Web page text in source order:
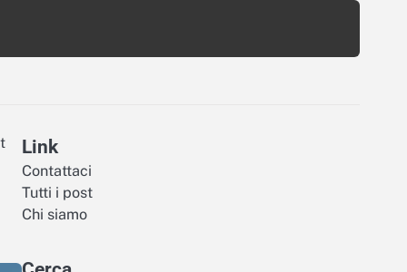
Link
Contattaci
Tutti i post
Chi siamo